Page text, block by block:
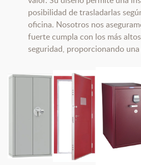
posibilidad de trasladarlas
oficina. Nosotros nos
fuerte cumpla con los más
seguridad, proporcionando